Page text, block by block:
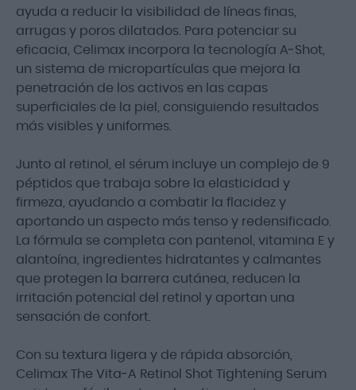
ayuda a reducir la visibilidad de líneas finas,
arrugas y poros dilatados. Para potenciar su
eficacia, Celimax incorpora la tecnología A‑Shot,
un sistema de micropartículas que mejora la
penetración de los activos en las capas
superficiales de la piel, consiguiendo resultados
más visibles y uniformes.
Junto al retinol, el sérum incluye un complejo de 9
péptidos que trabaja sobre la elasticidad y
firmeza, ayudando a combatir la flacidez y
aportando un aspecto más tenso y redensificado.
La fórmula se completa con pantenol, vitamina E y
alantoína, ingredientes hidratantes y calmantes
que protegen la barrera cutánea, reducen la
irritación potencial del retinol y aportan una
sensación de confort.
Con su textura ligera y de rápida absorción,
Celimax The Vita‑A Retinol Shot Tightening Serum